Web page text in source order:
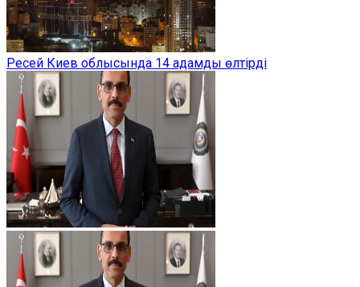
Ресей Киев облысында 14 адамды өлтірді